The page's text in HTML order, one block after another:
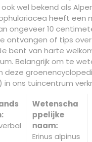
wel bekend als
heeft een
ongeveer 10
ontvangen of tips over
bent van harte
Belangrijk om te
deze
ons tuincentrum
Wetenscha
ppelijke
naam:
Erinus alpinus